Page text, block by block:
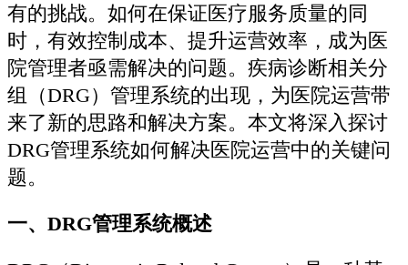
有的挑战。如何在保证医疗服务质量的同
时，有效控制成本、提升运营效率，成为医
院管理者亟需解决的问题。疾病诊断相关分
组（DRG）管理系统的出现，为医院运营带
来了新的思路和解决方案。本文将深入探讨
DRG管理系统如何解决医院运营中的关键问
题。
一、DRG管理系统概述